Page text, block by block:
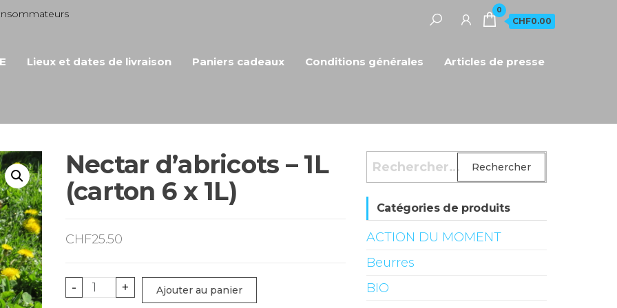
0
CHF0.00
Lieux et dates de livraison Paniers cadeaux Conditions générales Articles de presse
Nectar d’abricots – 1L
(carton 6 x 1L)
CHF25.50
-
quantité
+ Ajouter au panier
Rechercher :
Catégories de produits
ACTION DU MOMENT
Beurres
BIO